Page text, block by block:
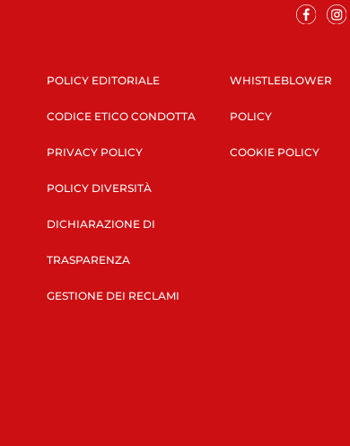
POLICY EDITORIALE
CODICE ETICO CONDOTTA
PRIVACY POLICY
POLICY DIVERSITÀ
DICHIARAZIONE DI
TRASPARENZA
GESTIONE DEI RECLAMI
WHISTLEBLOWER
POLICY
COOKIE POLICY